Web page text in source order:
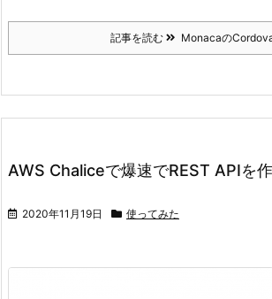
記事を読む Monacaの
AWS Chaliceで爆速でREST APIを
2020年11月19日 使ってみた